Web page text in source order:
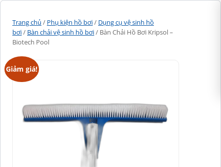
Trang chủ / Phụ kiện hồ bơi/ Dụng cụ vệ sinh hồ
bơi/ Bàn chải vệ sinh hồ bơi/ Bàn Chải Hồ Bơi Kripsol –
Biotech Pool
Giảm giá!